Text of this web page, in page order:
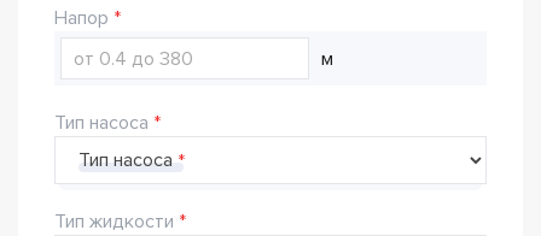
Напор
м
Тип насоса
Тип насоса
Тип жидкости